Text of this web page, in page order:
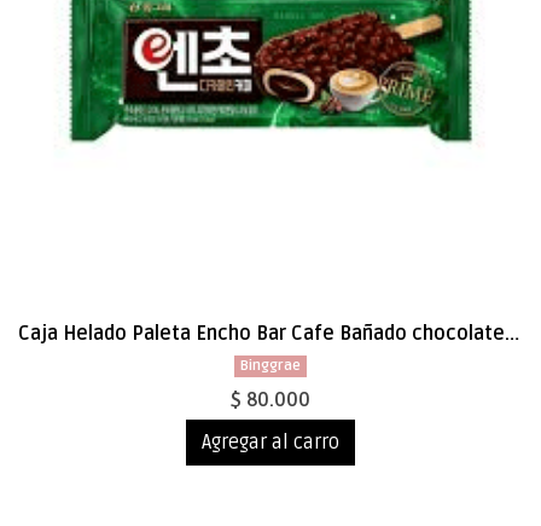
Caja Helado Paleta Encho Bar Cafe Bañado chocolate 85ml x 40
Binggrae
$ 80.000
Agregar al carro